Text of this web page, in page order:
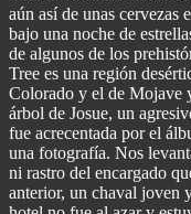
aún así de unas cervezas
bajo una noche de
de algunos de los
Tree es una región
Colorado y el de Mojave
árbol de Josue, un
fue acrecentada por el
una fotografía. Nos
ni rastro del encargado
anterior, un chaval joven